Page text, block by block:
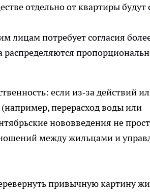
отдельно от квартиры будут
лицам потребует согласия
если из‑за действий
перерасход воды или
нововведения не
между жильцами и
привычную картину